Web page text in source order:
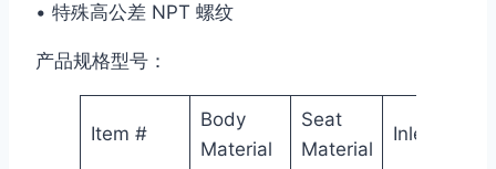
• 特殊高公差 NPT 螺纹
产品规格型号：
Item #
Body
Material
Seat
Material
Inlet